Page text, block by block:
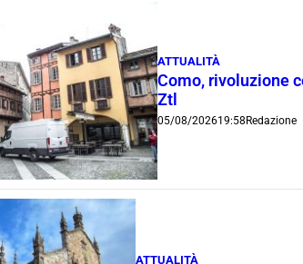
ATTUALITÀ
Como, rivoluzione
Ztl
05/08/202619:58Redazione
ATTUALITÀ